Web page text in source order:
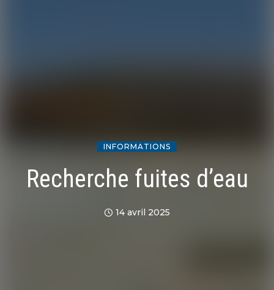
INFORMATIONS
Recherche fuites d’eau
14 avril 2025